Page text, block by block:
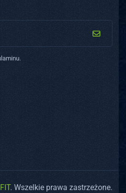
. Wszelkie prawa zastrzeżone.